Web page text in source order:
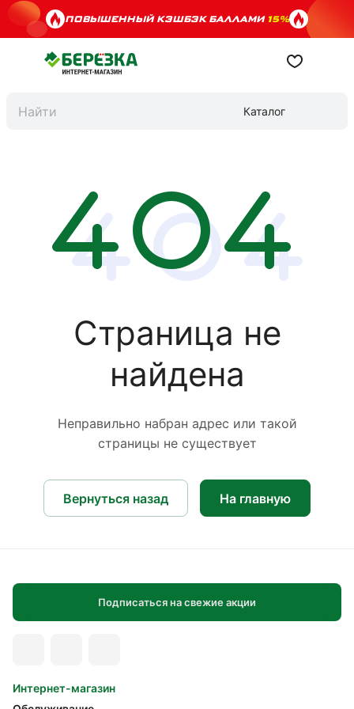
ПОВЫШЕННЫЙ КЭШБЭК БАЛЛАМИ15%
Каталог
Страница не
найдена
Неправильно набран адрес или такой
страницы не существует
Вернуться назад На главную
Подписаться на свежие акции
Интернет-магазин